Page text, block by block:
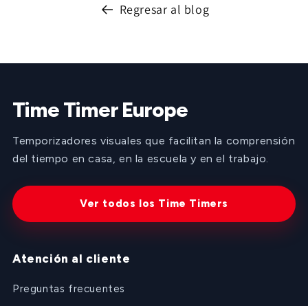
Regresar al blog
Time Timer Europe
Temporizadores visuales que facilitan la comprensión
del tiempo en casa, en la escuela y en el trabajo.
Ver todos los Time Timers
Atención al cliente
Preguntas frecuentes